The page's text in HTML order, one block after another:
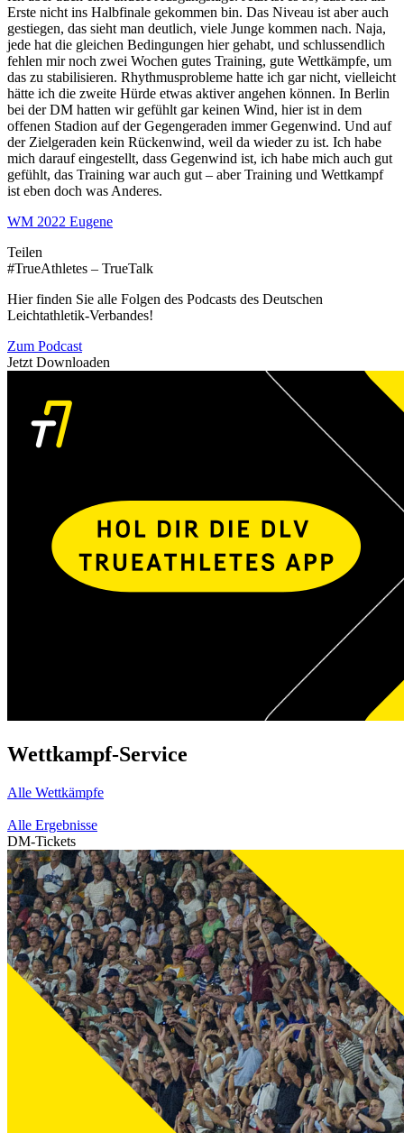
Erste nicht ins Halbfinale gekommen bin. Das Niveau ist aber auch
gestiegen, das sieht man deutlich, viele Junge kommen nach. Naja,
jede hat die gleichen Bedingungen hier gehabt, und schlussendlich
fehlen mir noch zwei Wochen gutes Training, gute Wettkämpfe, um
das zu stabilisieren. Rhythmusprobleme hatte ich gar nicht, vielleicht
hätte ich die zweite Hürde etwas aktiver angehen können. In Berlin
bei der DM hatten wir gefühlt gar keinen Wind, hier ist in dem
offenen Stadion auf der Gegengeraden immer Gegenwind. Und auf
der Zielgeraden kein Rückenwind, weil da wieder zu ist. Ich habe
mich darauf eingestellt, dass Gegenwind ist, ich habe mich auch gut
gefühlt, das Training war auch gut – aber Training und Wettkampf
ist eben doch was Anderes.
WM 2022 Eugene
Teilen
#TrueAthletes – TrueTalk
Hier finden Sie alle Folgen des Podcasts des Deutschen
Leichtathletik-Verbandes!
Zum Podcast
Jetzt Downloaden
Wettkampf-Service
Alle Wettkämpfe
Alle Ergebnisse
DM-Tickets